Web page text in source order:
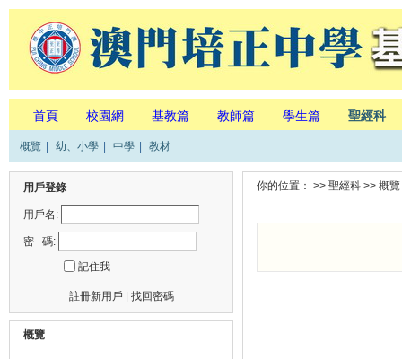
首頁 校園網 基教篇 教師篇 學生篇 聖經科
概覽 幼、小學 中學 教材
用戶登錄
用戶名:
密 碼:
記住我
註冊新用戶 找回密碼
概覽
你的位置： >> 聖經科 >> 概覽